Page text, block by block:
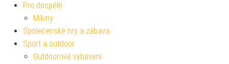
Pro dospělé
Mikiny
Společenské hry a zábava
Sport a outdoor
Outdoorové vybavení